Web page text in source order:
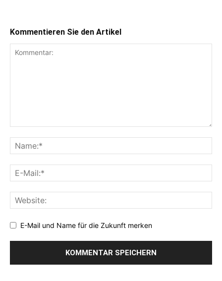
Kommentieren Sie den Artikel
E-Mail und Name für die Zukunft merken